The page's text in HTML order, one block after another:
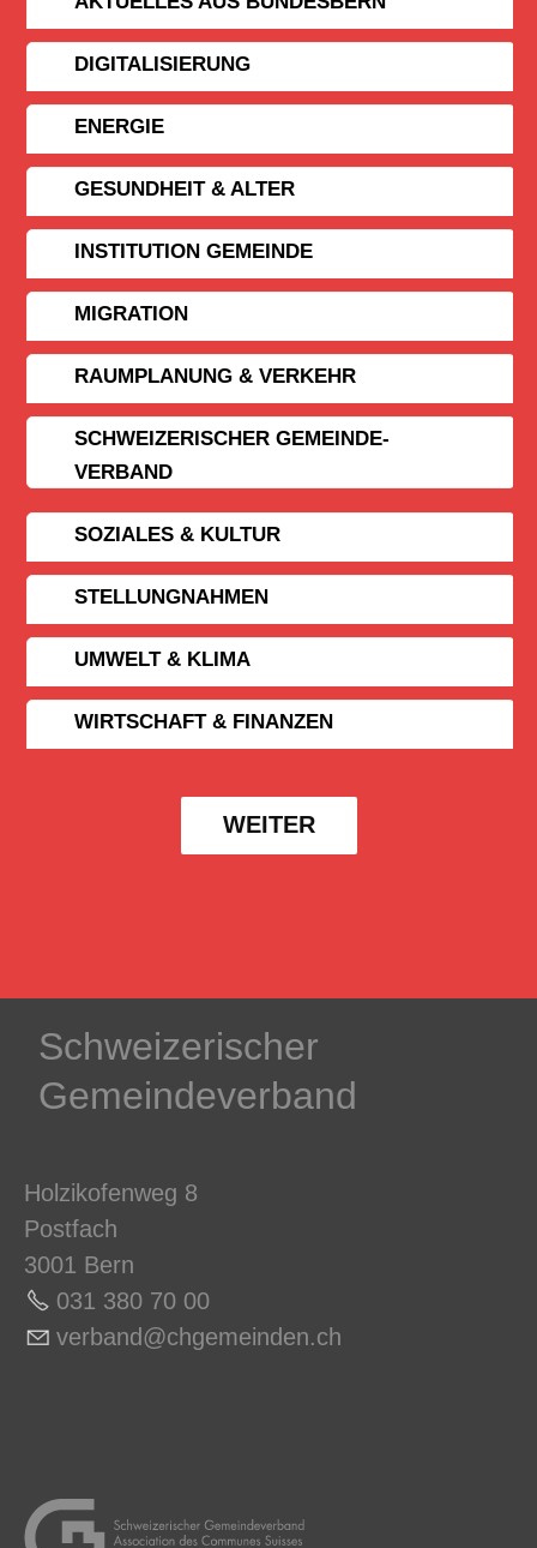
DIGITALISIERUNG
ENERGIE
GESUNDHEIT & ALTER
INSTITUTION GEMEINDE
MIGRATION
RAUMPLANUNG & VERKEHR
SCHWEIZERISCHER GEMEINDE­
VERBAND
SOZIALES & KULTUR
STELLUNGNAHMEN
UMWELT & KLIMA
WIRTSCHAFT & FINANZEN
WEITER
Schweizerischer
Gemeindeverband
Holzikofenweg 8
Postfach
3001 Bern
031 380 70 00
v rb nd chg m nd n ch